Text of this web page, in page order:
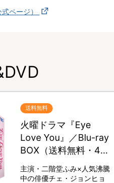
ページ）
送料無料
火曜ドラマ『Eye
Love You』／Blu-ray
BOX（送料無料・4枚
組）
主演・二階堂ふみ×人気沸騰
中の俳優チェ・ジョンヒョ